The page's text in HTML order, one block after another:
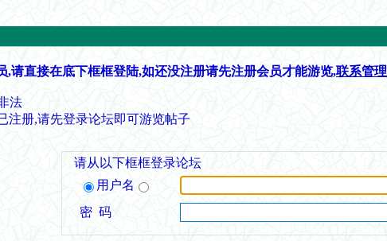
,请直接在底下框框登陆,如还没注册请先注册会员才能游览,联系管理
法
注册,请先登录论坛即可游览帖子
请从以下框框登录论坛
用户名
密 码